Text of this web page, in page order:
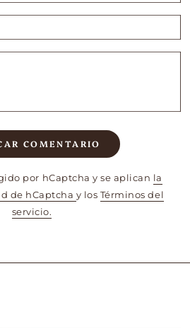
COMENTARIO
por hCaptcha y se aplican la
de hCaptcha y los Términos del
servicio.